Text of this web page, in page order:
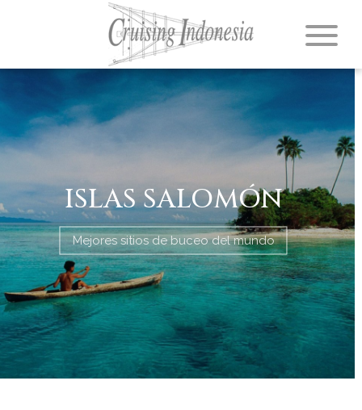
ISLAS SALOMÓN
Mejores sitios de buceo del mundo